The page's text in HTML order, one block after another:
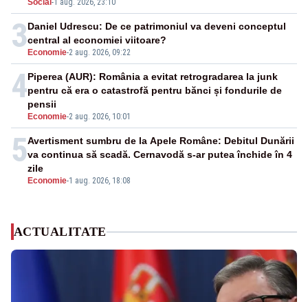
Social -1 aug. 2026, 23:10
3 Economie-2 aug. 2026, 09:22
Daniel Udrescu: De ce patrimoniul va deveni conceptul
central al economiei viitoare?
4
Economie-2 aug. 2026, 10:01
Piperea (AUR): România a evitat retrogradarea la junk
pentru că era o catastrofă pentru bănci și fondurile de
pensii
5
Economie-1 aug. 2026, 18:08
Avertisment sumbru de la Apele Române: Debitul Dunării
va continua să scadă. Cernavodă s-ar putea închide în 4
zile
ACTUALITATE